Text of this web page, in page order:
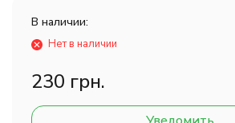
В наличии:
Нет в наличии
230 грн.